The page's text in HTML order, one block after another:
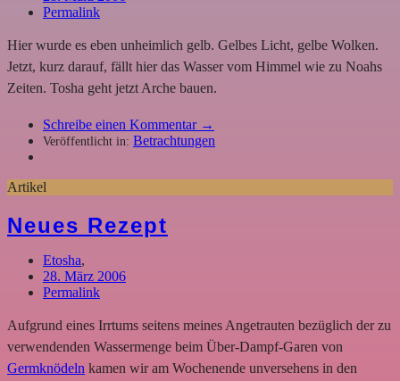
Permalink
Hier wurde es eben unheimlich gelb. Gelbes Licht, gelbe Wolken.
Jetzt, kurz darauf, fällt hier das Wasser vom Himmel wie zu Noahs
Zeiten. Tosha geht jetzt Arche bauen.
Schreibe einen Kommentar →
Veröffentlicht in: Betrachtungen
Artikel
Neues Rezept
Etosha,
28. März 2006
Permalink
Aufgrund eines Irrtums seitens meines Angetrauten bezüglich der zu
verwendenden Wassermenge beim Über-Dampf-Garen von
Germknödeln kamen wir am Wochenende unversehens in den